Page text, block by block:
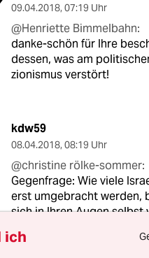
09.04.2018, 07:19 Uhr
@Henriette Bimmelbahn:
danke-schön für Ihre
dessen, was am
zionismus verstört!
kdw59
08.04.2018, 08:19 Uhr
@christine rölke-sommer:
Gegenfrage: Wie viele
erst umgebracht werden,
sich in Ihren Augen selbst
ich